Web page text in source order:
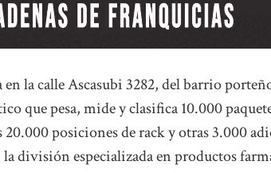
en la calle Ascasubi 3282, del barrio
que pesa, mide y clasifica 10.000
20.000 posiciones de rack y otras 3.000
división especializada en productos